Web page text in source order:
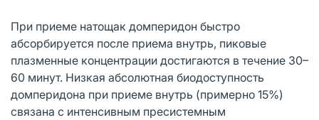
При приеме натощак домперидон быстро
абсорбируется после приема внутрь, пиковые
плазменные концентрации достигаются в течение 30–
60 минут. Низкая абсолютная биодоступность
домперидона при приеме внутрь (примерно 15%)
связана с интенсивным пресистемным